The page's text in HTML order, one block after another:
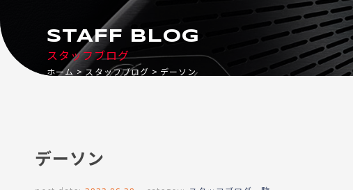
スタッフブログ
STAFF BLOG
ホーム スタッフブログ デーソン
デーソン